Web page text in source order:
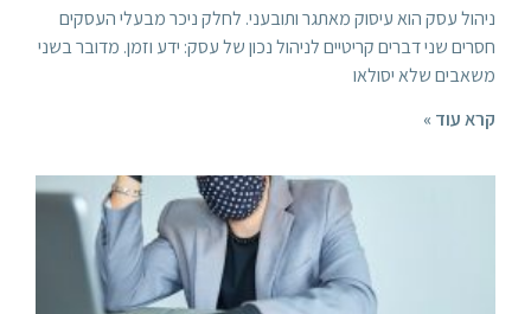
ניהול עסק הוא עיסוק מאתגר ותובעני. לחלק ניכר מבעלי העסקים
חסרים שני דברים קריטיים לניהול נכון של עסק: ידע וזמן. מדובר בשני
משאבים שלא יסולאו
קרא עוד »